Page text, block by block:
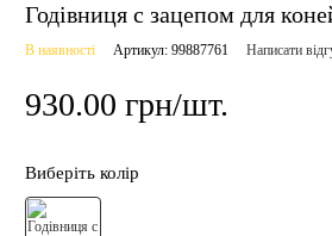
Годівниця с зацепом для
В наявності Артикул: 99887761 Написати
930.00 грн/шт.
Виберіть колір